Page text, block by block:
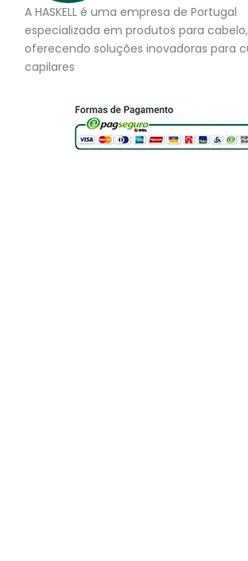
A HASKELL é uma empresa de Portugal
especializada em produtos para cabelo,
oferecendo soluções inovadoras para
capilares